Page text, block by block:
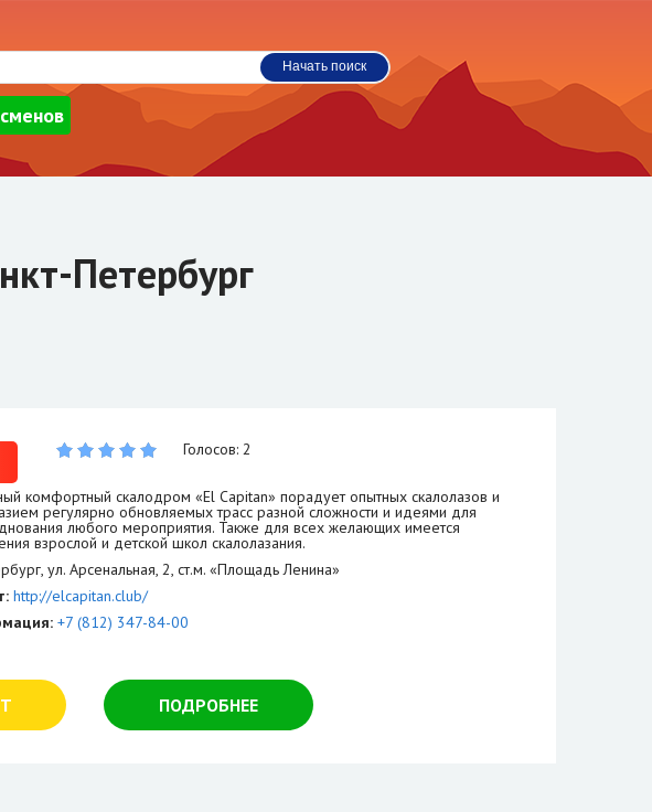
Петербург
Голосов: 2
комфортный скалодром «El Capitan» порадует опытных скалолазов и
регулярно обновляемых трасс разной сложности и идеями для
любого мероприятия. Также для всех желающих имеется
взрослой и детской школ скалолазания.
ул. Арсенальная, 2, ст.м. «Площадь Ленина»
http://elcapitan.club/
+7 (812) 347-84-00
ПОДРОБНЕЕ